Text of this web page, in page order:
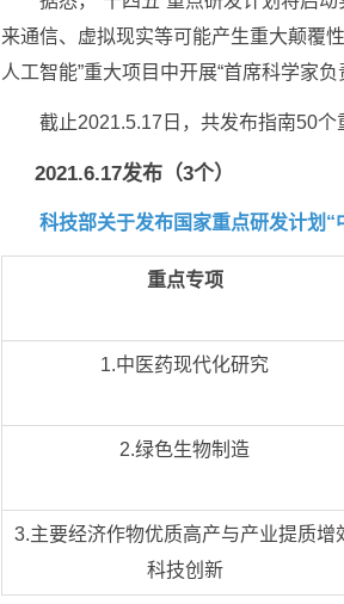
来通信、虚拟现实等可能产生重大颠覆
人工智能”重大项目中开展“首席科学家负
截止2021.5.17日，共发布指南50个
2021.6.17发布（3个）
科技部关于发布国家重点研发计划
重点专项
1.中医药现代化研究
2.绿色生物制造
3.主要经济作物优质高产与产业提质增
科技创新